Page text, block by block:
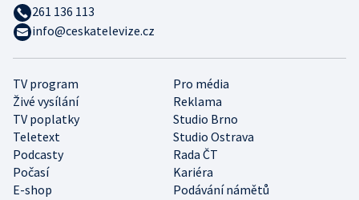
TV program
Pro média
Živé vysílání
Reklama
TV poplatky
Studio Brno
Teletext
Studio Ostrava
Podcasty
Rada ČT
Počasí
Kariéra
E-shop
Podávání námětů
261 136 113
info@ceskatelevize.cz